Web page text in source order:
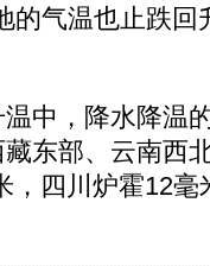
气温也止跌回
中，降水降温
东部、云南西
，四川炉霍12毫